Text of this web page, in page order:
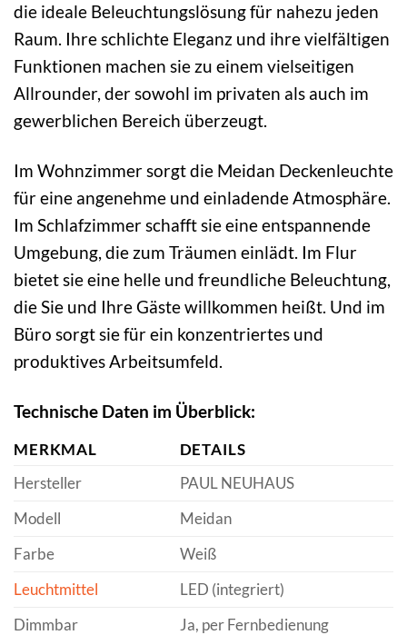
die ideale Beleuchtungslösung für nahezu jeden
Raum. Ihre schlichte Eleganz und ihre vielfältigen
Funktionen machen sie zu einem vielseitigen
Allrounder, der sowohl im privaten als auch im
gewerblichen Bereich überzeugt.
Im Wohnzimmer sorgt die Meidan Deckenleuchte
für eine angenehme und einladende Atmosphäre.
Im Schlafzimmer schafft sie eine entspannende
Umgebung, die zum Träumen einlädt. Im Flur
bietet sie eine helle und freundliche Beleuchtung,
die Sie und Ihre Gäste willkommen heißt. Und im
Büro sorgt sie für ein konzentriertes und
produktives Arbeitsumfeld.
Technische Daten im Überblick:
MERKMAL
DETAILS
Hersteller
PAUL NEUHAUS
Modell
Meidan
Farbe
Weiß
Leuchtmittel
LED (integriert)
Dimmbar
Ja, per Fernbedienung